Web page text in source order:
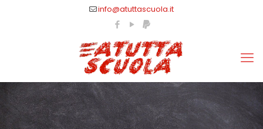
info@atuttascuola.it